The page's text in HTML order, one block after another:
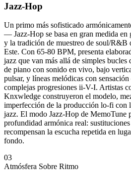
Jazz-Hop
Un primo más sofisticado
— Jazz-Hop se basa en gran medida en
y la tradición de muestreo de soul/R&B
Este. Con 65-80 BPM, presenta
jazz que van más allá de simples bucles
de piano con sonido en vivo, bajo
pulsar, y líneas melódicas con
complejas progresiones ii-V-I. Artistas
Knxwledge construyeron el modelo,
imperfección de la producción lo-fi con
jazz. El modo Jazz-Hop de MemoTune
profundidad armónica real:
recompensan la escucha repetida en
fondo.
03
Atmósfera Sobre Ritmo